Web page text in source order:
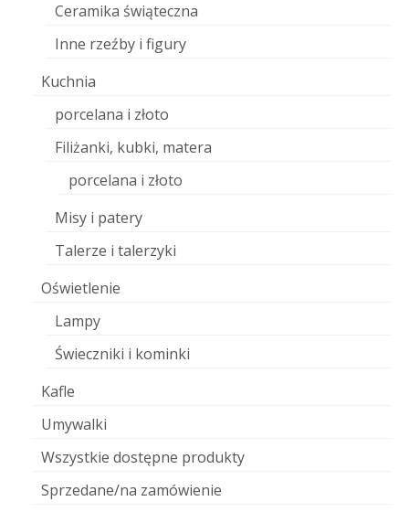
Ceramika świąteczna
Inne rzeźby i figury
Kuchnia
porcelana i złoto
Filiżanki, kubki, matera
porcelana i złoto
Misy i patery
Talerze i talerzyki
Oświetlenie
Lampy
Świeczniki i kominki
Kafle
Umywalki
Wszystkie dostępne produkty
Sprzedane/na zamówienie